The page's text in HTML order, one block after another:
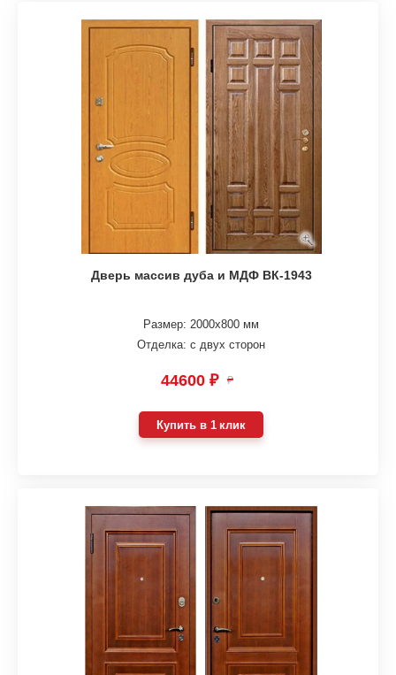
Дверь массив дуба и МДФ ВК-1943
Размер: 2000х800 мм
Отделка: с двух сторон
44600 ₽ ₽
Купить в 1 клик